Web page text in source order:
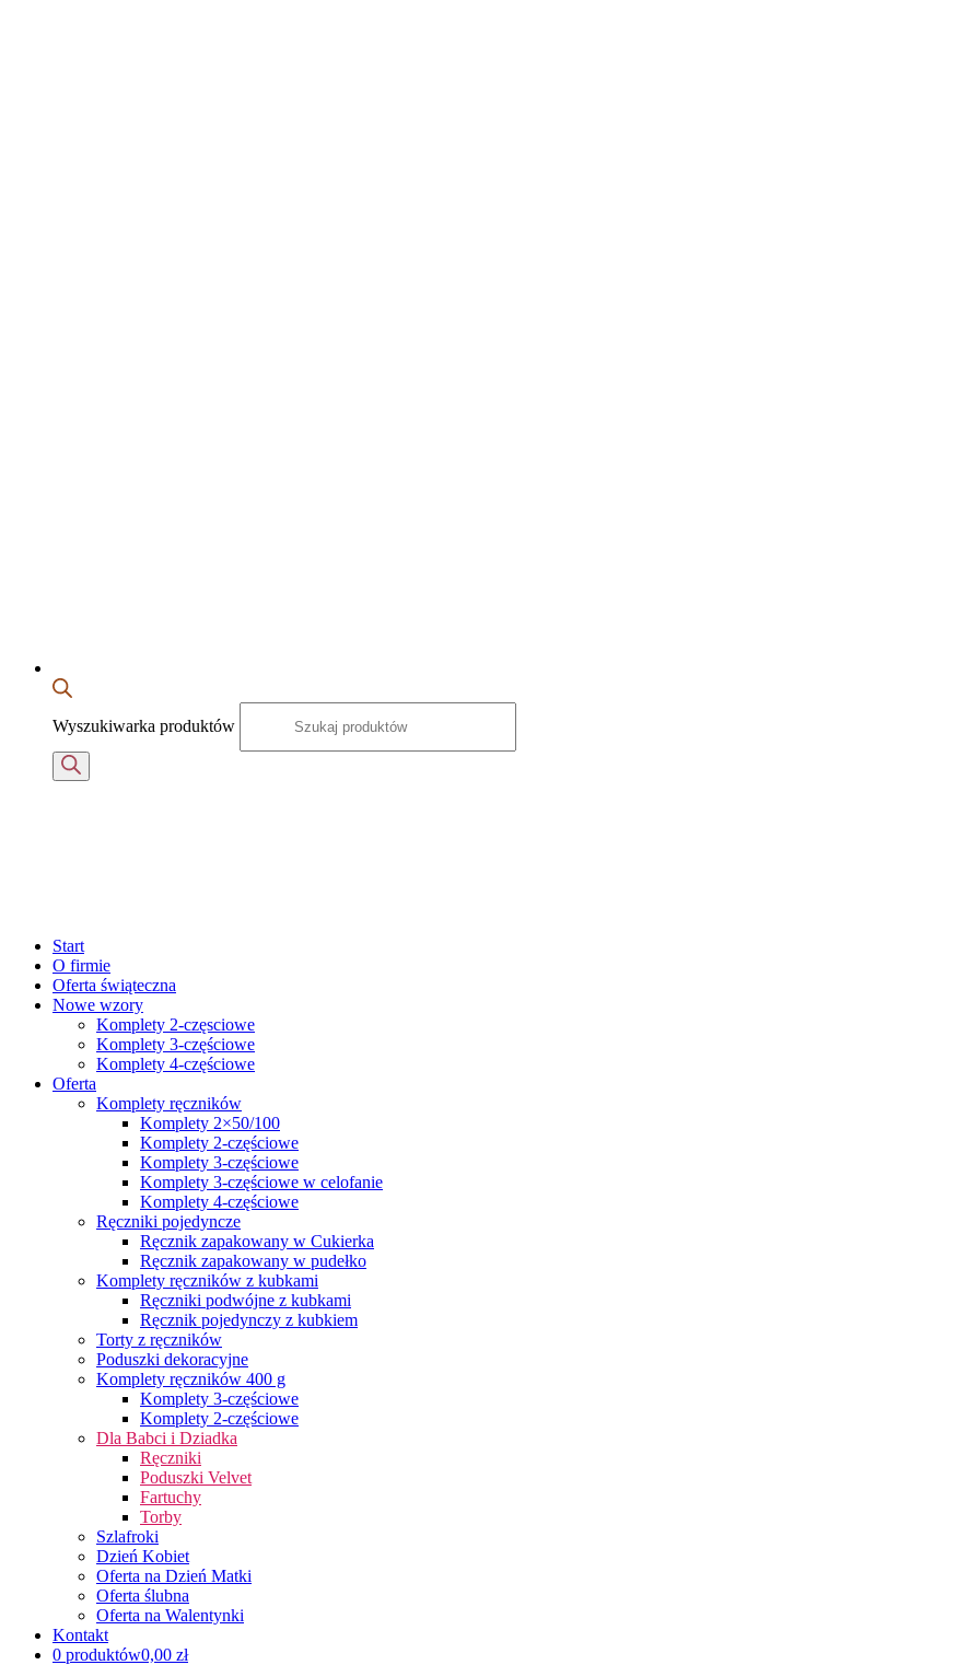
Wyszukiwarka produktów
Start
O firmie
Oferta świąteczna
Nowe wzory
Komplety 2-częsciowe
Komplety 3-częściowe
Komplety 4-częściowe
Oferta
Komplety ręczników
Komplety 2×50/100
Komplety 2-częściowe
Komplety 3-częściowe
Komplety 3-częściowe w celofanie
Komplety 4-częściowe
Ręczniki pojedyncze
Ręcznik zapakowany w Cukierka
Ręcznik zapakowany w pudełko
Komplety ręczników z kubkami
Ręczniki podwójne z kubkami
Ręcznik pojedynczy z kubkiem
Torty z ręczników
Poduszki dekoracyjne
Komplety ręczników 400 g
Komplety 3-częściowe
Komplety 2-częściowe
Dla Babci i Dziadka
Ręczniki
Poduszki Velvet
Fartuchy
Torby
Szlafroki
Dzień Kobiet
Oferta na Dzień Matki
Oferta ślubna
Oferta na Walentynki
Kontakt
0 produktów0,00 zł